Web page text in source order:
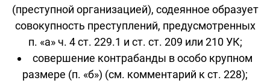
(преступной организацией), содеянное образует
совокупность преступлений, предусмотренных
п. «а» ч. 4 ст. 229.1 и ст. ст. 209 или 210 УК;
совершение контрабанды в особо крупном
размере (п. «б») (см. комментарий к ст. 228);